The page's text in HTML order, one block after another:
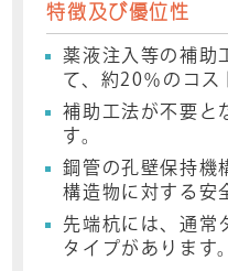
特徴及び優位性
薬液注入等の補助
て、約20％のコス
補助工法が不要と
す。
鋼管の孔壁保持機
構造物に対する安
先端杭には、通常
タイプがあります。